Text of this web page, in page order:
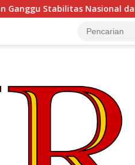
dan Program Asta Cita